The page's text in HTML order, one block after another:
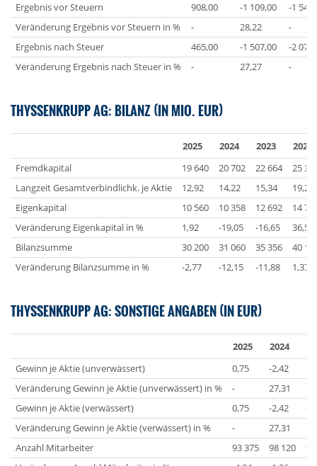
Ergebnis vor Steuern
908,00 -1 109,00
-1
Veränderung Ergebnis vor Steuern in %
- 28,22
-
Ergebnis nach Steuer
465,00 -1 507,00
-2
Veränderung Ergebnis nach Steuer in %
- 27,27 -
THYSSENKRUPP AG: BILANZ (IN MIO. EUR)
2025 2024 2023
2022
Fremdkapital
19 640 20 702 22 664
25
Langzeit Gesamtverbindlichk. je Aktie
12,92 14,22 15,34
19,27
Eigenkapital
10 560 10 358 12 692
14
Veränderung Eigenkapital in %
1,92 -19,05 -16,65
36,56
Bilanzsumme
30 200 31 060 35 356
40
Veränderung Bilanzsumme in %
-2,77 -12,15 -11,88 1,37
THYSSENKRUPP AG: SONSTIGE ANGABEN (IN EUR)
2025 2024
Gewinn je Aktie (unverwässert)
0,75 -2,42
-
Veränderung Gewinn je Aktie (unverwässert) in %
- 27,31
-
Gewinn je Aktie (verwässert)
0,75 -2,42
-
Veränderung Gewinn je Aktie (verwässert) in %
- 27,31
-
Anzahl Mitarbeiter
93 375 98 120